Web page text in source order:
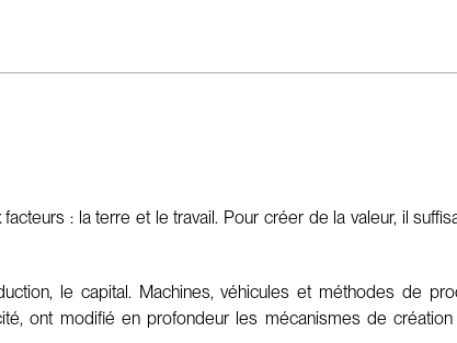
: la terre et le travail. Pour créer de la valeur, il
le capital. Machines, véhicules et méthodes de
ont modifié en profondeur les mécanismes de